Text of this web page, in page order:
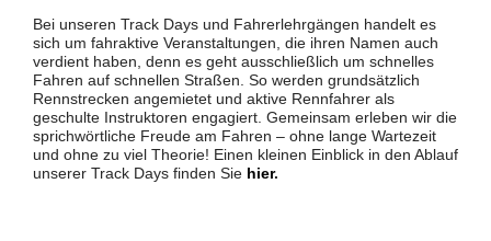
Bei unseren Track Days und Fahrerlehrgängen handelt es
sich um fahraktive Veranstaltungen, die ihren Namen auch
verdient haben, denn es geht ausschließlich um schnelles
Fahren auf schnellen Straßen. So werden grundsätzlich
Rennstrecken angemietet und aktive Rennfahrer als
geschulte Instruktoren engagiert. Gemeinsam erleben wir die
sprichwörtliche Freude am Fahren – ohne lange Wartezeit
und ohne zu viel Theorie! Einen kleinen Einblick in den Ablauf
unserer Track Days finden Sie hier.